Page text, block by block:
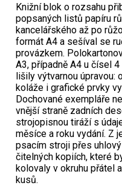
Knižní blok o rozsahu
popsaných listů papíru
kancelářského až po
formát A4 a sešíval se
provázkem.
A3, případně A4 u čísel
lišily výtvarnou úpravou:
koláže i grafické prvky
Dochované exempláře
vnější straně zadních
strojopisnou tiráží s
měsíce a roku vydání. Z
psacím stroji přes
čitelných kopiích, které
kolovaly v okruhu přátel
kusů.